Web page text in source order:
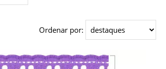
Ordenar por: